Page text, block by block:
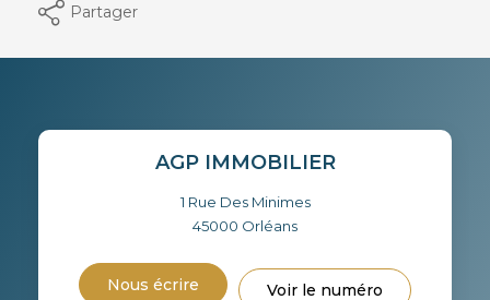
Partager
AGP IMMOBILIER
1 Rue Des Minimes
45000 Orléans
Nous écrire Voir le numéro